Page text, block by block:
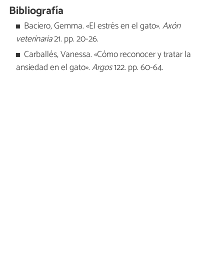
Bibliografía
Baciero, Gemma. «El estrés en el gato».Axón
veterinaria21. pp. 20-26.
Carballés, Vanessa. «Cómo reconocer y tratar la
ansiedad en el gato».Argos122. pp. 60-64.